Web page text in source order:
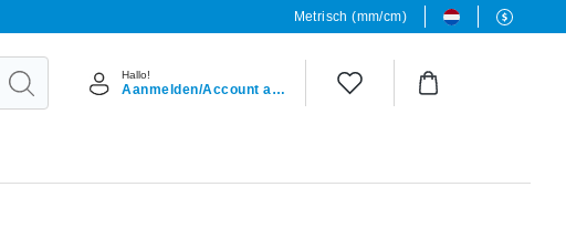
Metrisch (mm/cm)
Hallo!
Aanmelden/Account aanmaken